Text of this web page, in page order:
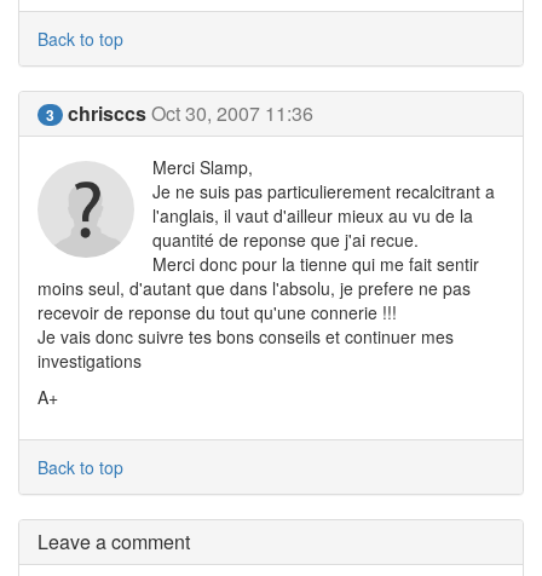
Back to top
3 chrisccsOct 30, 2007 11:36
Merci Slamp,
Je ne suis pas particulierement recalcitrant a
l'anglais, il vaut d'ailleur mieux au vu de la
quantité de reponse que j'ai recue.
Merci donc pour la tienne qui me fait sentir
moins seul, d'autant que dans l'absolu, je prefere ne pas
recevoir de reponse du tout qu'une connerie !!!
Je vais donc suivre tes bons conseils et continuer mes
investigations
A+
Back to top
Leave a comment